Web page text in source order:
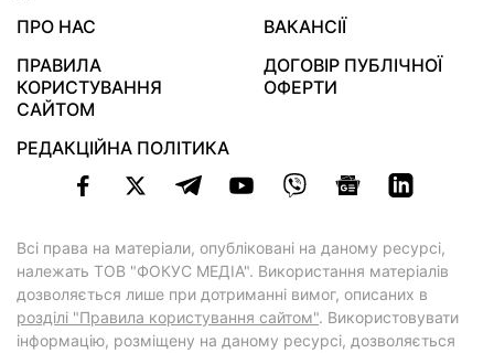
ПРО НАС
ВАКАНСІЇ
ПРАВИЛА
КОРИСТУВАННЯ
САЙТОМ
ДОГОВІР ПУБЛІЧНОЇ
ОФЕРТИ
РЕДАКЦІЙНА ПОЛІТИКА
Всі права на матеріали, опубліковані на даному ресурсі,
належать ТОВ "ФОКУС МЕДІА". Використання матеріалів
дозволяється лише при дотриманні вимог, описаних в
розділі "Правила користування сайтом". Використовувати
інформацію, розміщену на даному ресурсі, дозволяється